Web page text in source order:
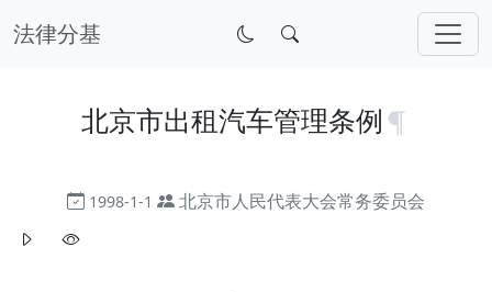
法律分基
北京市出租汽车管理条例
1998-1-1 北京市人民代表大会常务委员会